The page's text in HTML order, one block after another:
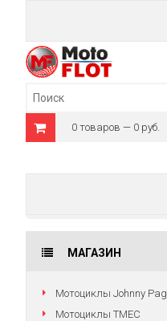
0 товаров — 0 руб.
МАГАЗИН
Мотоциклы Johnny Pag
Мотоциклы TMEC